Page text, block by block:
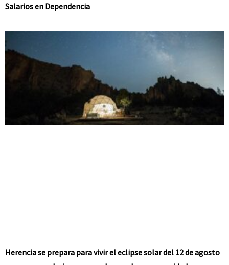
Salarios en Dependencia
Herencia se prepara para vivir el eclipse solar del 12 de agosto